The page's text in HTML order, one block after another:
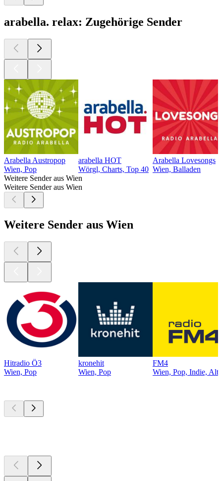
arabella. relax: Zugehörige Sender
Arabella Austropop
Wien, Pop
arabella HOT
Wörgl, Charts, Top 40
Arabella Lovesongs
Wien, Balladen
Weitere Sender aus Wien
Weitere Sender aus Wien
Weitere Sender aus Wien
Hitradio Ö3
Wien, Pop
kronehit
Wien, Pop
FM4
Wien, Pop, Indie,